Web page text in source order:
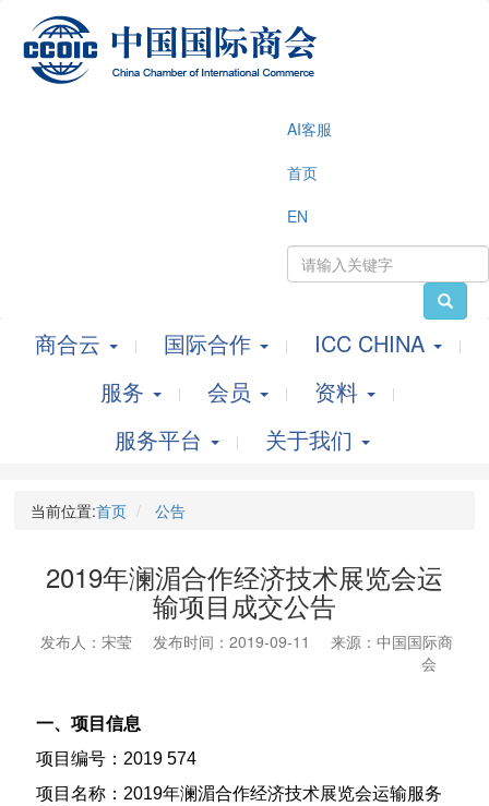
AI客服
首页
EN
商合云 国际合作
ICC CHINA
服务
会员
资料
服务平台
关于我们
当前位置:首页 公告
2019年澜湄合作经济技术展览会运
输项目成交公告
发布人：宋莹 发布时间：2019-09-11
来源：中国国际商
会
一、项目信息
项目编号：2019 574
项目名称：2019年澜湄合作经济技术展览会运输服务